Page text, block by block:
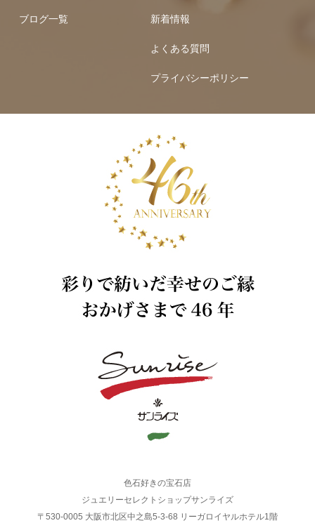
ブログ一覧 新着情報
よくある質問
プライバシーポリシー
色石好きの宝石店
ジュエリーセレクトショップサンライズ
〒530-0005 大阪市北区中之島5-3-68 リーガロイヤルホテル1階